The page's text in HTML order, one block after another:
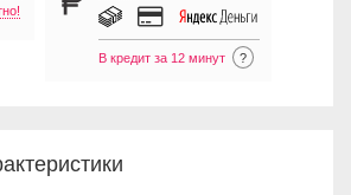
В кредит за 12 минут ?